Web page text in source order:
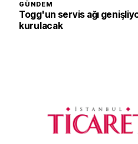
GÜNDEM
Togg'un servis ağı
kurulacak